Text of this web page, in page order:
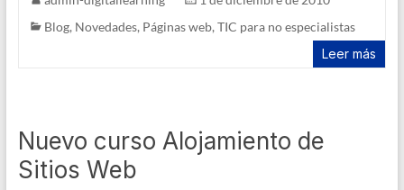
Blog, Novedades, Páginas web, TIC para no especialistas
Leer más
Nuevo curso Alojamiento de
Sitios Web